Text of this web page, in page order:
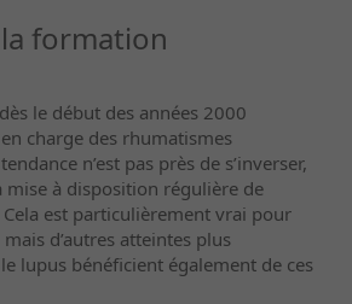
formation
le début des années 2000
charge des rhumatismes
n’est pas près de s’inverser,
mise à disposition régulière de
est particulièrement vrai pour
d’autres atteintes plus
lupus bénéficient également de ces